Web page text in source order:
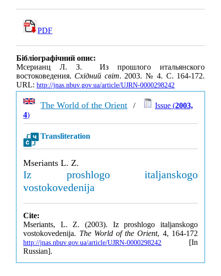
PDF
Бібліографічний опис:
Мсерианц Л. З. Из прошлого итальянского
востоковедения. Східний світ. 2003. № 4. С. 164-172.
URL: http://jnas.nbuv.gov.ua/article/UJRN-0000298242
The World of the Orient / Issue (2003,
4)
Transliteration
Mseriants L. Z.
Iz proshlogo italjanskogo
vostokovedenija
Cite:
Mseriants, L. Z. (2003). Iz proshlogo italjanskogo
vostokovedenija. The World of the Orient, 4, 164-172
http://jnas.nbuv.gov.ua/article/UJRN-0000298242 [In
Russian].